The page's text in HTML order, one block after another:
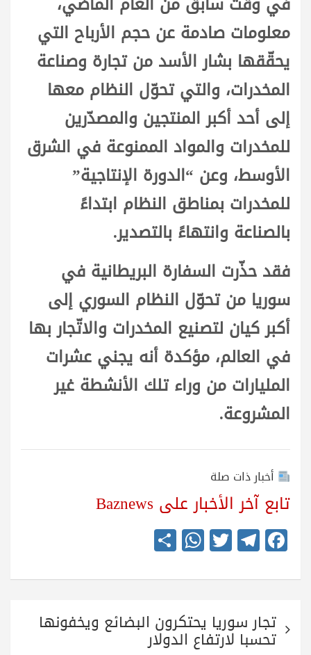
معلومات صادمة عن حجم الأرباح التي
يحقّقها بشار الأسد من تجارة وصناعة
المخدرات، والتي تحوّل النظام معها
إلى أحد أكبر المنتجين والمصدّرين
للمخدرات والمواد الممنوعة في الشرق
الأوسط، وعن “الدورة الإنتاجية”
للمخدرات بمناطق النظام ابتداءً
بالصناعة وانتهاءً بالتصدير.
فقد حذّرت السفارة البريطانية في
سوريا من تحوّل النظام السوري إلى
أكبر كيان لتصنيع المخدرات والاتّجار بها
في العالم، مؤكدة أنه يجني عشرات
المليارات من وراء تلك الأنشطة غير
المشروعة.
أخبار ذات صلة
تابع آخر الأخبار على Baznews
Fa
ce
bo
ok
Te
le
gr
m
T
wi
tte
W
ha
ts
A
pp
re
تصفّح
المقالات
تجار سوريا يحتكرون البضائع ويخفونها
تحسبا لارتفاع الدولار